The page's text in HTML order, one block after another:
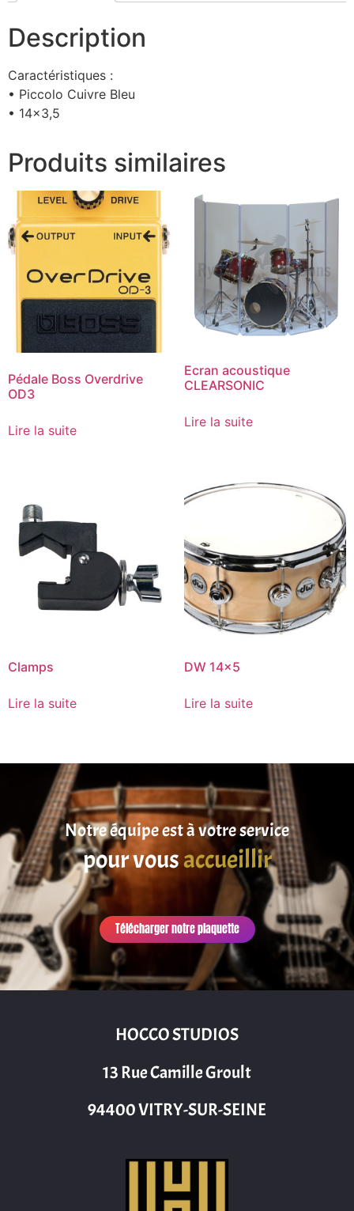
Description
Caractéristiques :
• Piccolo Cuivre Bleu
• 14×3,5
Produits similaires
Pédale Boss Overdrive
OD3
Lire la suite
Ecran acoustique
CLEARSONIC
Lire la suite
Clamps
Lire la suite
DW 14×5
Lire la suite
Notre équipe est à votre service
pour vousaccueillir
Télécharger notre plaquette
HOCCO STUDIOS
13 Rue Camille Groult
94400 VITRY-SUR-SEINE